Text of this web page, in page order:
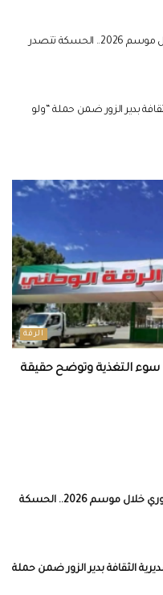
قفزة في إنتاج القمح السوري خلال موسم 2026.. الحسكة تتصدر
الثقافة بدير الزور ضمن حملة “ولو
الرقة
التغذية وتوضح حقيقة
قفزة في إنتاج القمح السوري خلال موسم 2026.. الحسكة
مديرية الثقافة بدير الزور ضمن حملة